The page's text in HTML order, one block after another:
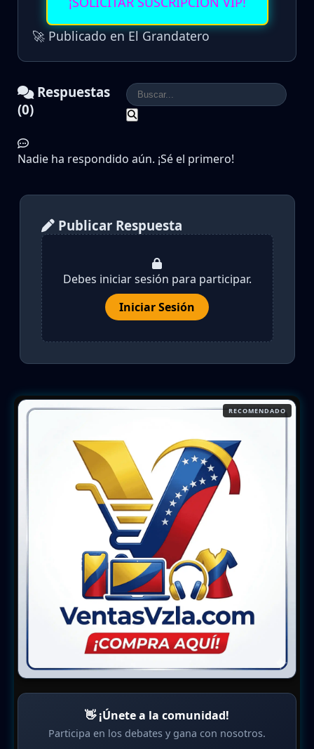
🚀 Publicado en El Grandatero
Respuestas
(0)
Nadie ha respondido aún. ¡Sé el primero!
Publicar Respuesta
Debes iniciar sesión para participar.
Iniciar Sesión
RECOMENDADO
👋 ¡Únete a la comunidad!
Participa en los debates y gana con nosotros.